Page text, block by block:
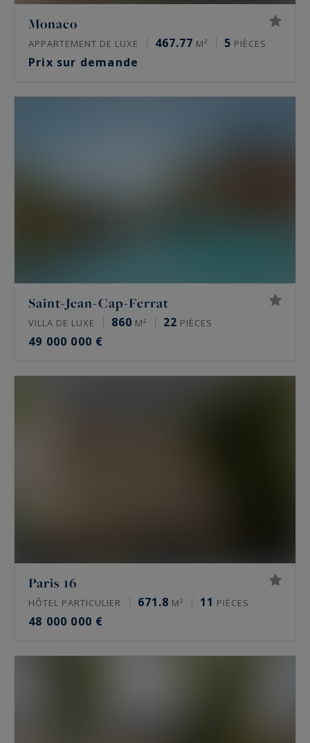
Monaco
APPARTEMENT DE LUXE 467.77 M² 5 PIÈCES
Prix sur demande
Saint-Jean-Cap-Ferrat
VILLA DE LUXE 860 M² 22 PIÈCES
49 000 000 €
Paris 16
HÔTEL PARTICULIER 671.8 M² 11 PIÈCES
48 000 000 €